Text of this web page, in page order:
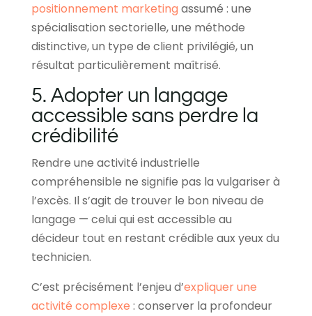
positionnement marketing assumé : une
spécialisation sectorielle, une méthode
distinctive, un type de client privilégié, un
résultat particulièrement maîtrisé.
5. Adopter un langage
accessible sans perdre la
crédibilité
Rendre une activité industrielle
compréhensible ne signifie pas la vulgariser à
l’excès. Il s’agit de trouver le bon niveau de
langage — celui qui est accessible au
décideur tout en restant crédible aux yeux du
technicien.
C’est précisément l’enjeu d’expliquer une
activité complexe : conserver la profondeur